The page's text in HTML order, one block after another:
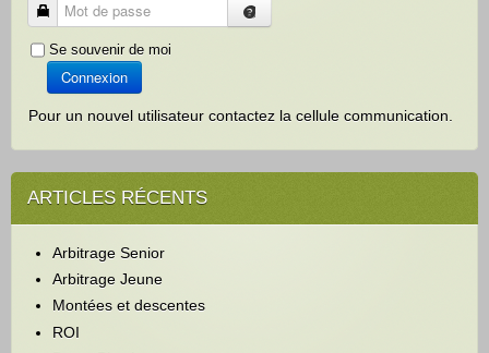
Mot de passe
Se souvenir de moi
Connexion
Pour un nouvel utilisateur contactez la cellule communication.
ARTICLES RÉCENTS
Arbitrage Senior
Arbitrage Jeune
Montées et descentes
ROI